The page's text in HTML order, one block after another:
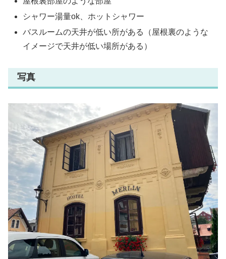
シャワー湯量ok、ホットシャワー
バスルームの天井が低い所がある（屋根裏のような
イメージで天井が低い場所がある）
写真